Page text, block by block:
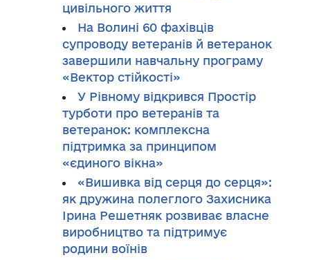
цивільного життя
На Волині 60 фахівців
супроводу ветеранів й ветеранок
завершили навчальну програму
«Вектор стійкості»
У Рівному відкрився Простір
турботи про ветеранів та
ветеранок: комплексна
підтримка за принципом
«єдиного вікна»
«Вишивка від серця до серця»:
як дружина полеглого Захисника
Ірина Решетняк розвиває власне
виробництво та підтримує
родини воїнів